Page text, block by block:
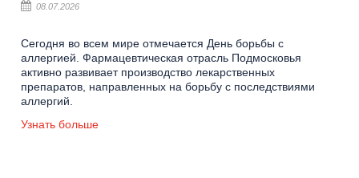
08.07.2026
Сегодня во всем мире отмечается День борьбы с
аллергией. Фармацевтическая отрасль Подмосковья
активно развивает производство лекарственных
препаратов, направленных на борьбу с последствиями
аллергий.
Узнать больше